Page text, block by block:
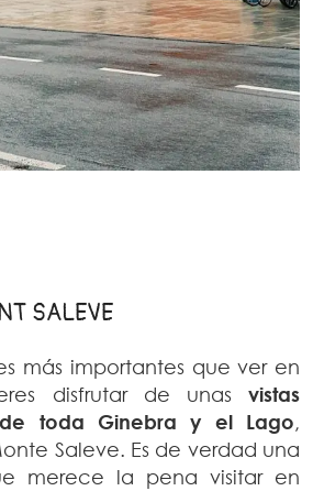
SALEVE
más importantes que ver en
disfrutar de unas vistas
toda Ginebra y el Lago,
Saleve. Es de verdad una
merece la pena visitar en